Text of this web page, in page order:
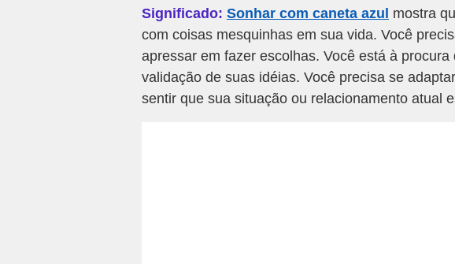
Significado: Sonhar com caneta azul mostra
com coisas mesquinhas em sua vida. Você
apressar em fazer escolhas. Você está à
validação de suas idéias. Você precisa se
sentir que sua situação ou relacionamento atual